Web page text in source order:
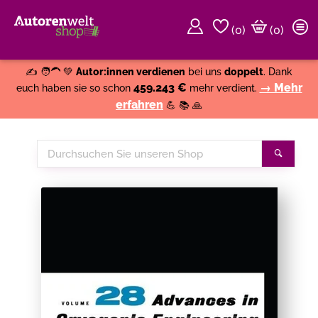
(0)
(0)
✍️ 🧑‍🦱 💚 Autor:innen verdienen bei uns doppelt. Dank
euch haben sie so schon 459.243 € mehr verdient. → Mehr
erfahren 💪 📚 🙏
Durchsuchen
Sie